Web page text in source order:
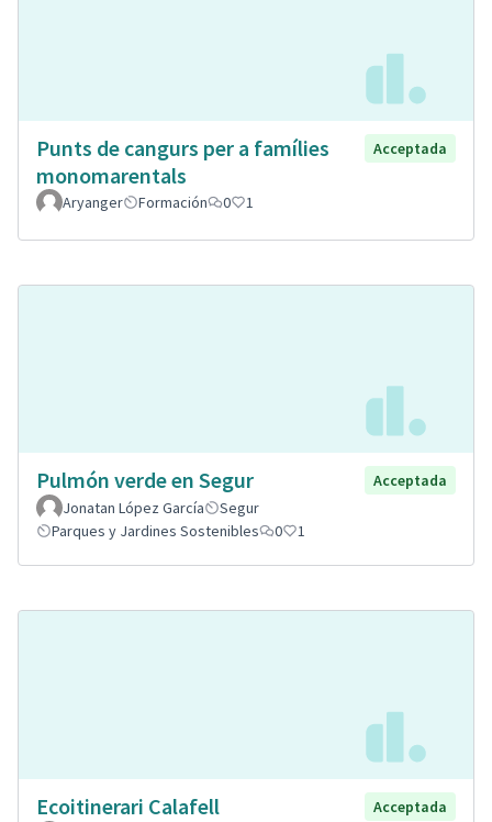
Punts de cangurs per a famílies
monomarentals
Acceptada
Aryanger Formación 0 1
Pulmón verde en Segur
Acceptada
Jonatan López García
Segur
Parques y Jardines Sostenibles
0 1
Ecoitinerari Calafell
Acceptada